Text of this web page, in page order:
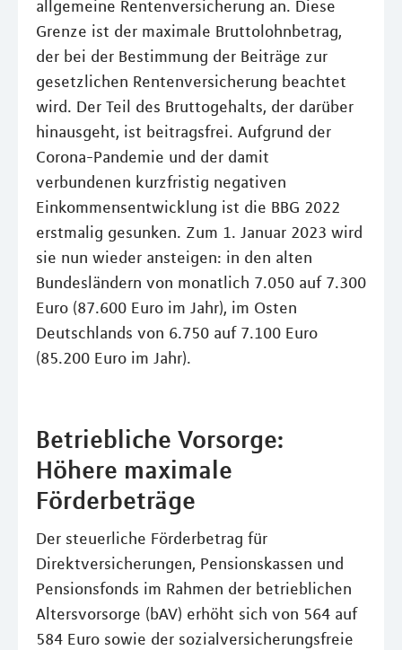
allgemeine Rentenversicherung an. Diese
Grenze ist der maximale Bruttolohnbetrag,
der bei der Bestimmung der Beiträge zur
gesetzlichen Rentenversicherung beachtet
wird. Der Teil des Bruttogehalts, der darüber
hinausgeht, ist beitragsfrei. Aufgrund der
Corona-Pandemie und der damit
verbundenen kurzfristig negativen
Einkommensentwicklung ist die BBG 2022
erstmalig gesunken. Zum 1. Januar 2023 wird
sie nun wieder ansteigen: in den alten
Bundesländern von monatlich 7.050 auf 7.300
Euro (87.600 Euro im Jahr), im Osten
Deutschlands von 6.750 auf 7.100 Euro
(85.200 Euro im Jahr).
Betriebliche Vorsorge:
Höhere maximale
Förderbeträge
Der steuerliche Förderbetrag für
Direktversicherungen, Pensionskassen und
Pensionsfonds im Rahmen der betrieblichen
Altersvorsorge (bAV) erhöht sich von 564 auf
584 Euro sowie der sozialversicherungsfreie